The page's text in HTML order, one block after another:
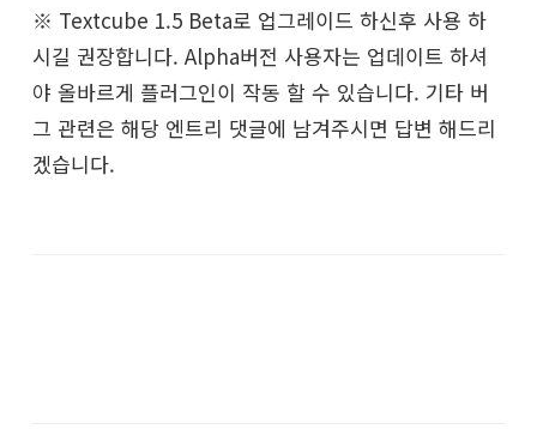
※ Textcube 1.5 Beta로 업그레이드 하신후 사용 하
시길 권장합니다. Alpha버전 사용자는 업데이트 하셔
야 올바르게 플러그인이 작동 할 수 있습니다. 기타 버
그 관련은 해당 엔트리 댓글에 남겨주시면 답변 해드리
겠습니다.